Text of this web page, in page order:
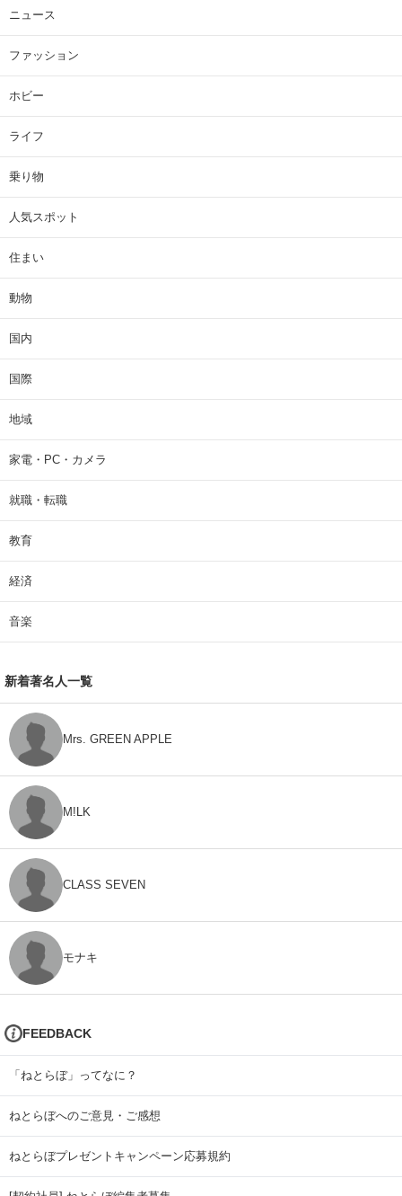
ニュース
ファッション
ホビー
ライフ
乗り物
人気スポット
住まい
動物
国内
国際
地域
家電・PC・カメラ
就職・転職
教育
経済
音楽
新着著名人一覧
Mrs. GREEN APPLE
M!LK
CLASS SEVEN
モナキ
FEEDBACK
「ねとらぼ」ってなに？
ねとらぼへのご意見・ご感想
ねとらぼプレゼントキャンペーン応募規約